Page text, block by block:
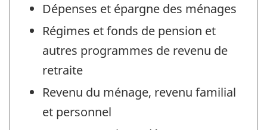
Dépenses et épargne des ménages
Régimes et fonds de pension et
autres programmes de revenu de
retraite
Revenu du ménage, revenu familial
et personnel